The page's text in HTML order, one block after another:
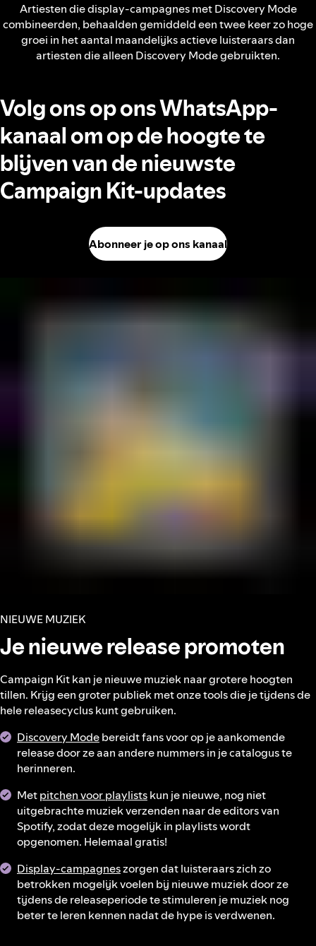
Artiesten die display-campagnes met Discovery Mode
combineerden, behaalden gemiddeld een twee keer zo hoge
groei in het aantal maandelijks actieve luisteraars dan
artiesten die alleen Discovery Mode gebruikten.
Volg ons op ons WhatsApp-
kanaal om op de hoogte te
blijven van de nieuwste
Campaign Kit-updates
Abonneer je op ons kanaal
NIEUWE MUZIEK
Je nieuwe release promoten
Campaign Kit kan je nieuwe muziek naar grotere hoogten
tillen. Krijg een groter publiek met onze tools die je tijdens de
hele releasecyclus kunt gebruiken.
Discovery Modebereidt fans voor op je aankomende
release door ze aan andere nummers in je catalogus te
herinneren.
Metpitchen voor playlistskun je nieuwe, nog niet
uitgebrachte muziek verzenden naar de editors van
Spotify, zodat deze mogelijk in playlists wordt
opgenomen. Helemaal gratis!
Display-campagneszorgen dat luisteraars zich zo
betrokken mogelijk voelen bij nieuwe muziek door ze
tijdens de releaseperiode te stimuleren je muziek nog
beter te leren kennen nadat de hype is verdwenen.